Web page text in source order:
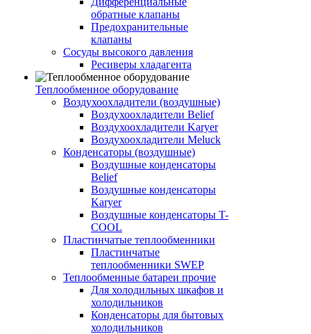
обратные клапаны
Предохранительные
клапаны
Сосуды высокого давления
Ресиверы хладагента
Теплообменное оборудование
Воздухоохладители (воздушные)
Воздухоохладители Belief
Воздухоохладители Karyer
Воздухоохладители Meluck
Конденсаторы (воздушные)
Воздушные конденсаторы
Belief
Воздушные конденсаторы
Karyer
Воздушные конденсаторы T-
COOL
Пластинчатые теплообменники
Пластинчатые
теплообменники SWEP
Теплообменные батареи прочие
Для холодильных шкафов и
холодильников
Конденсаторы для бытовых
холодильников